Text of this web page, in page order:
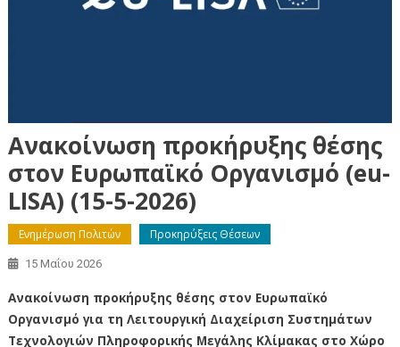
Ανακοίνωση προκήρυξης θέσης
στον Ευρωπαϊκό Οργανισμό (eu-
LISA) (15-5-2026)
Ενημέρωση Πολιτών Προκηρύξεις Θέσεων
15 Μαΐου 2026
Ανακοίνωση προκήρυξης θέσης στον Ευρωπαϊκό
Οργανισμό για τη Λειτουργική Διαχείριση Συστημάτων
Τεχνολογιών Πληροφορικής Μεγάλης Κλίμακας στο Χώρο